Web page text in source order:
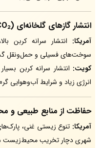
انتشار گازهای گلخانه‌ای (CO₂)
آمریکا:
سوخت‌های فسیلی و حمل‌ونقل
کویت: انتشار سرانه کربن
انرژی زیاد و شرایط آب‌وهوایی
حفاظت از منابع طبیعی و
آمریکا: تنوع زیستی غنی،
شهری دچار تخریب محیط‌زیست